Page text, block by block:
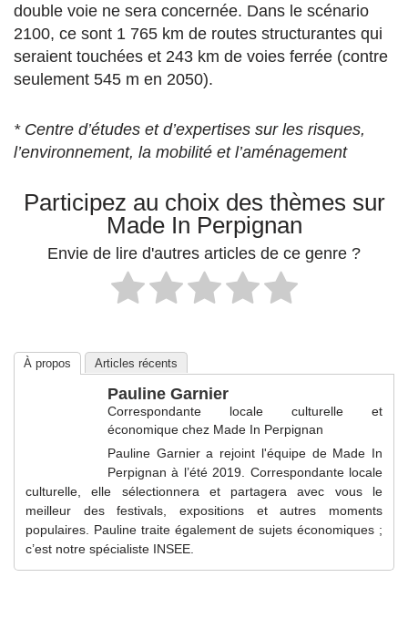
double voie ne sera concernée. Dans le scénario
2100, ce sont 1 765 km de routes structurantes qui
seraient touchées et 243 km de voies ferrée (contre
seulement 545 m en 2050).
* Centre d’études et d’expertises sur les risques,
l’environnement, la mobilité et l’aménagement
Participez au choix des thèmes sur
Made In Perpignan
Envie de lire d'autres articles de ce genre ?
À propos Articles récents
Pauline Garnier
Correspondante locale culturelle et
économique chez Made In Perpignan
Pauline Garnier a rejoint l'équipe de Made In
Perpignan à l’été 2019. Correspondante locale
culturelle, elle sélectionnera et partagera avec vous le
meilleur des festivals, expositions et autres moments
populaires. Pauline traite également de sujets économiques ;
c’est notre spécialiste INSEE.